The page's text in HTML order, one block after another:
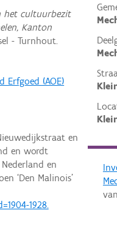
van
het cultuurbezit
Kanton
- Turnhout.
Erfgoed (AOE)
en
en wordt
en
‘Den Malinois’
1928.